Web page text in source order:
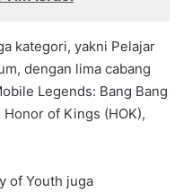
kategori, yakni Pelajar
dengan lima cabang
Legends: Bang Bang
of Kings (HOK),
of Youth juga